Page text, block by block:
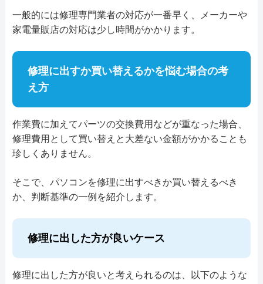
詳細は公式HPでご確認ください。
一般的には修理専門業者の対応が一番早く、メーカーや
家電量販店の対応は少し時間がかかります。
修理に出すか買い替えるかを悩む場合の考
え方
作業費に加えてパーツの交換費用などが重なった場合、
修理費用として買い替えと大差ない金額がかかることも
珍しくありません。
そこで、パソコンを修理に出すべきか買い替えるべき
か、判断基準の一例を紹介します。
修理に出した方が良いケース
修理に出した方が良いと考えられるのは、以下のような